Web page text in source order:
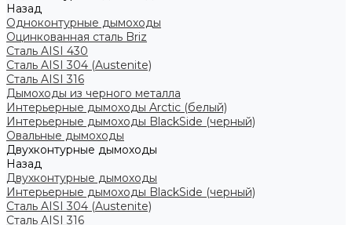
Назад
Одноконтурные дымоходы
Оцинкованная сталь Briz
Сталь AISI 430
Сталь AISI 304 (Austenite)
Сталь AISI 316
Дымоходы из черного металла
Интерьерные дымоходы Arctic (белый)
Интерьерные дымоходы BlackSide (черный)
Овальные дымоходы
Двухконтурные дымоходы
Назад
Двухконтурные дымоходы
Интерьерные дымоходы BlackSide (черный)
Сталь AISI 304 (Austenite)
Сталь AISI 316